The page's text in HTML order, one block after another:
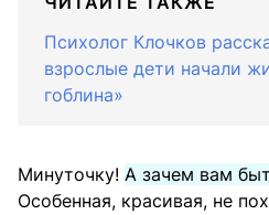
Психолог Клочков
взрослые дети начали
гоблина»
Минуточку! А зачем вам
Особенная, красивая, не